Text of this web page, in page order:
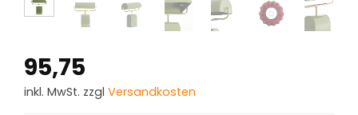
95,75
inkl. MwSt. zzgl Versandkosten